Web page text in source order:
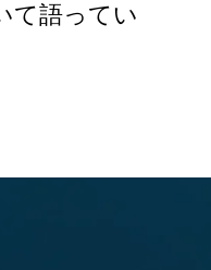
て語ってい